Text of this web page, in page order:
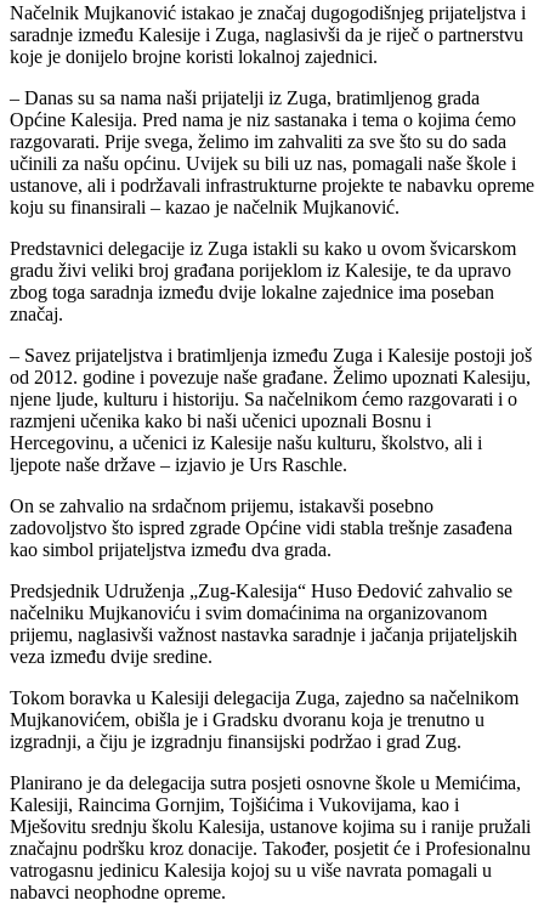
Načelnik Mujkanović istakao je značaj dugogodišnjeg prijateljstva i
saradnje između Kalesije i Zuga, naglasivši da je riječ o partnerstvu
koje je donijelo brojne koristi lokalnoj zajednici.
– Danas su sa nama naši prijatelji iz Zuga, bratimljenog grada
Općine Kalesija. Pred nama je niz sastanaka i tema o kojima ćemo
razgovarati. Prije svega, želimo im zahvaliti za sve što su do sada
učinili za našu općinu. Uvijek su bili uz nas, pomagali naše škole i
ustanove, ali i podržavali infrastrukturne projekte te nabavku opreme
koju su finansirali – kazao je načelnik Mujkanović.
Predstavnici delegacije iz Zuga istakli su kako u ovom švicarskom
gradu živi veliki broj građana porijeklom iz Kalesije, te da upravo
zbog toga saradnja između dvije lokalne zajednice ima poseban
značaj.
– Savez prijateljstva i bratimljenja između Zuga i Kalesije postoji još
od 2012. godine i povezuje naše građane. Želimo upoznati Kalesiju,
njene ljude, kulturu i historiju. Sa načelnikom ćemo razgovarati i o
razmjeni učenika kako bi naši učenici upoznali Bosnu i
Hercegovinu, a učenici iz Kalesije našu kulturu, školstvo, ali i
ljepote naše države – izjavio je Urs Raschle.
On se zahvalio na srdačnom prijemu, istakavši posebno
zadovoljstvo što ispred zgrade Općine vidi stabla trešnje zasađena
kao simbol prijateljstva između dva grada.
Predsjednik Udruženja „Zug-Kalesija“ Huso Đedović zahvalio se
načelniku Mujkanoviću i svim domaćinima na organizovanom
prijemu, naglasivši važnost nastavka saradnje i jačanja prijateljskih
veza između dvije sredine.
Tokom boravka u Kalesiji delegacija Zuga, zajedno sa načelnikom
Mujkanovićem, obišla je i Gradsku dvoranu koja je trenutno u
izgradnji, a čiju je izgradnju finansijski podržao i grad Zug.
Planirano je da delegacija sutra posjeti osnovne škole u Memićima,
Kalesiji, Raincima Gornjim, Tojšićima i Vukovijama, kao i
Mješovitu srednju školu Kalesija, ustanove kojima su i ranije pružali
značajnu podršku kroz donacije. Također, posjetit će i Profesionalnu
vatrogasnu jedinicu Kalesija kojoj su u više navrata pomagali u
nabavci neophodne opreme.